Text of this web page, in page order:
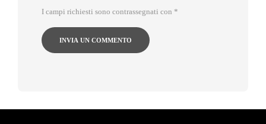
I campi richiesti sono contrassegnati con *